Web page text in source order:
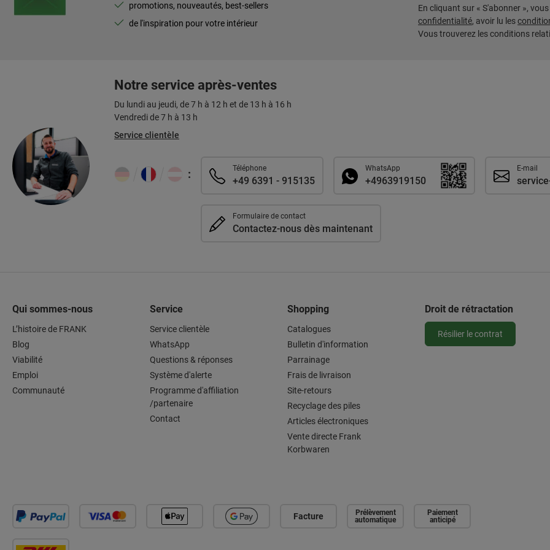
promotions, nouveautés, best-sellers
de l'inspiration pour votre intérieur
En cliquant sur « S'abonner »,
confidentialité, avoir lu les
Vous trouverez les conditions
Notre service après-ventes
Du lundi au jeudi, de 7 h à 12 h et de 13 h à 16 h
Vendredi de 7 h à 13 h
Service clientèle
: Téléphone
+49 6391 - 915135
WhatsApp
+4963919150
E-mail
Formulaire de contact
Contactez-nous dès maintenant
Qui sommes-nous
L’histoire de FRANK
Blog
Viabilité
Emploi
Communauté
Service
Service clientèle
WhatsApp
Questions & réponses
Système d'alerte
Programme d'affiliation
/partenaire
Contact
Shopping
Catalogues
Bulletin d'information
Parrainage
Frais de livraison
Site-retours
Recyclage des piles
Articles électroniques
Vente directe Frank
Korbwaren
Droit de rétractation
Résilier le contrat
Facture
Prélèvement
automatique
Paiement
anticipé